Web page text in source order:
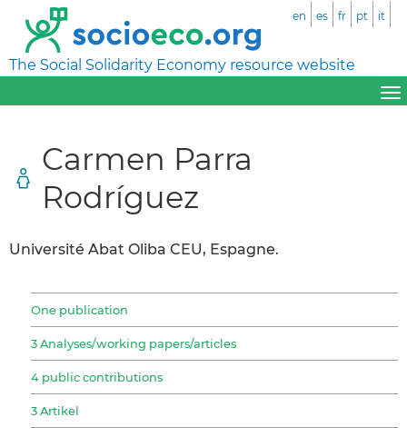
The Social Solidarity Economy resource website
en es fr pt it
Carmen Parra
Rodríguez
Université Abat Oliba CEU, Espagne.
One publication
3 Analyses/working papers/articles
4 public contributions
3 Artikel